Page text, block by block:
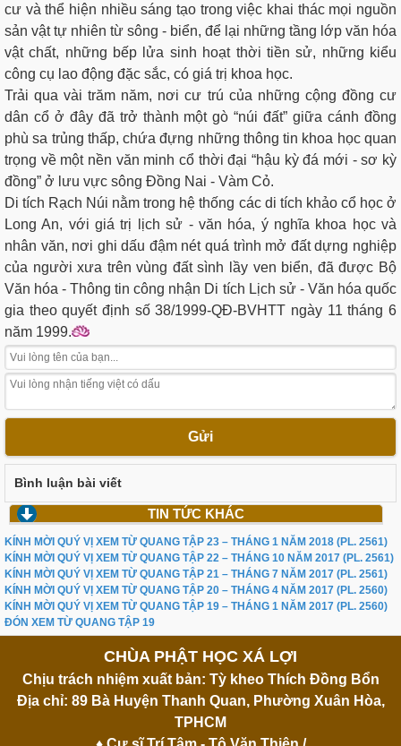
cư và thể hiện nhiều sáng tạo trong việc khai thác mọi nguồn
sản vật tự nhiên từ sông - biển, để lại những tầng lớp văn hóa
vật chất, những bếp lửa sinh hoạt thời tiền sử, những kiểu
công cụ lao động đặc sắc, có giá trị khoa học.
Trải qua vài trăm năm, nơi cư trú của những cộng đồng cư
dân cổ ở đây đã trở thành một gò “núi đất” giữa cánh đồng
phù sa trủng thấp, chứa đựng những thông tin khoa học quan
trọng về một nền văn minh cổ thời đại “hậu kỳ đá mới - sơ kỳ
đồng” ở lưu vực sông Đồng Nai - Vàm Cỏ.
Di tích Rạch Núi nằm trong hệ thống các di tích khảo cổ học ở
Long An, với giá trị lịch sử - văn hóa, ý nghĩa khoa học và
nhân văn, nơi ghi dấu đậm nét quá trình mở đất dựng nghiệp
của người xưa trên vùng đất sình lầy ven biển, đã được Bộ
Văn hóa - Thông tin công nhận Di tích Lịch sử - Văn hóa quốc
gia theo quyết định số 38/1999-QĐ-BVHTT ngày 11 tháng 6
năm 1999.
Gửi
Bình luận bài viết
TIN TỨC KHÁC
KÍNH MỜI QUÝ VỊ XEM TỪ QUANG TẬP 23 – THÁNG 1 NĂM 2018 (PL. 2561)
KÍNH MỜI QUÝ VỊ XEM TỪ QUANG TẬP 22 – THÁNG 10 NĂM 2017 (PL. 2561)
KÍNH MỜI QUÝ VỊ XEM TỪ QUANG TẬP 21 – THÁNG 7 NĂM 2017 (PL. 2561)
KÍNH MỜI QUÝ VỊ XEM TỪ QUANG TẬP 20 – THÁNG 4 NĂM 2017 (PL. 2560)
KÍNH MỜI QUÝ VỊ XEM TỪ QUANG TẬP 19 – THÁNG 1 NĂM 2017 (PL. 2560)
ĐÓN XEM TỪ QUANG TẬP 19
CHÙA PHẬT HỌC XÁ LỢI
Chịu trách nhiệm xuất bản: Tỳ kheo Thích Đồng Bổn
Địa chỉ: 89 Bà Huyện Thanh Quan, Phường Xuân Hòa,
TPHCM